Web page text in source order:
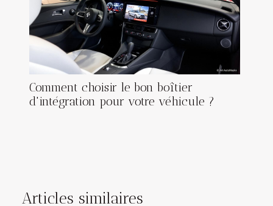
Comment choisir le bon boîtier
d'intégration pour votre véhicule ?
Articles similaires